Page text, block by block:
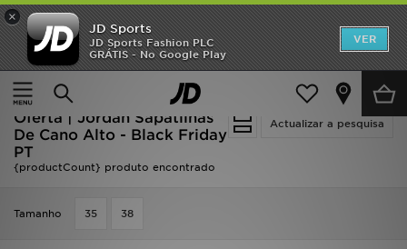
×
JD Sports
JD Sports Fashion PLC
GRÁTIS - No Google Play
VER
Página principal
Actualizar a pesquisa
Oferta | Jordan Sapatilhas
De Cano Alto - Black Friday
PT
{productCount} produto encontrado
Tamanho 35 38
INÍCIO
Promoções
NOVIDADES
HOMEM